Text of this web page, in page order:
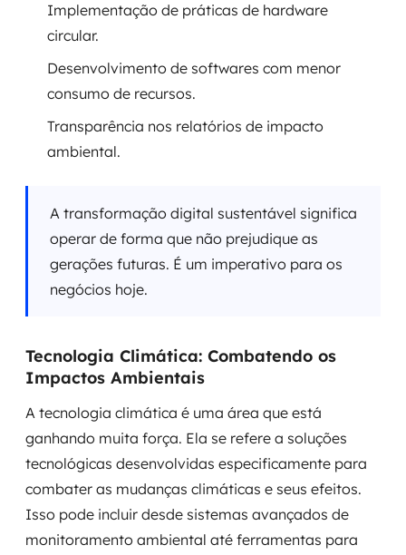
Implementação de práticas de hardware
circular.
Desenvolvimento de softwares com menor
consumo de recursos.
Transparência nos relatórios de impacto
ambiental.
A transformação digital sustentável significa
operar de forma que não prejudique as
gerações futuras. É um imperativo para os
negócios hoje.
Tecnologia Climática: Combatendo os
Impactos Ambientais
A tecnologia climática é uma área que está
ganhando muita força. Ela se refere a soluções
tecnológicas desenvolvidas especificamente para
combater as mudanças climáticas e seus efeitos.
Isso pode incluir desde sistemas avançados de
monitoramento ambiental até ferramentas para